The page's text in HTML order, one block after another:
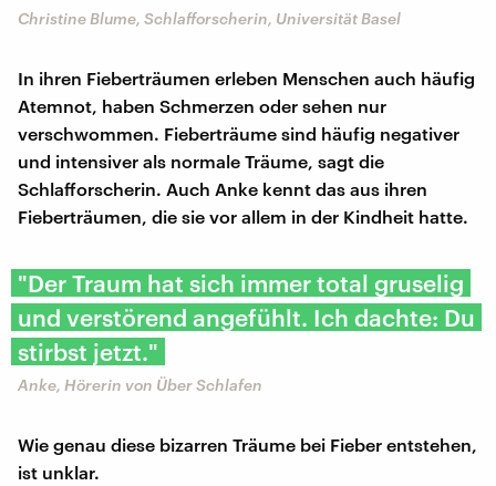
Christine Blume, Schlafforscherin, Universität Basel
In ihren Fieberträumen erleben Menschen auch häufig
Atemnot, haben Schmerzen oder sehen nur
verschwommen. Fieberträume sind häufig negativer
und intensiver als normale Träume, sagt die
Schlafforscherin. Auch Anke kennt das aus ihren
Fieberträumen, die sie vor allem in der Kindheit hatte.
"Der Traum hat sich immer total gruselig
und verstörend angefühlt. Ich dachte: Du
stirbst jetzt."
Anke, Hörerin von Über Schlafen
Wie genau diese bizarren Träume bei Fieber entstehen,
ist unklar.